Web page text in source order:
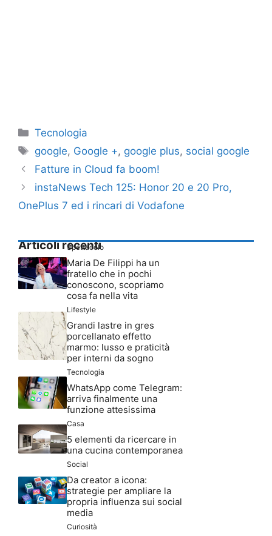
Categorie
Tecnologia
Tag
google, Google +, google plus, social google
Fatture in Cloud fa boom!
instaNews Tech 125: Honor 20 e 20 Pro,
OnePlus 7 ed i rincari di Vodafone
Articoli recenti
Spettacolo
Maria De Filippi ha un
fratello che in pochi
conoscono, scopriamo
cosa fa nella vita
Lifestyle
Grandi lastre in gres
porcellanato effetto
marmo: lusso e praticità
per interni da sogno
Tecnologia
WhatsApp come Telegram:
arriva finalmente una
funzione attesissima
Casa
5 elementi da ricercare in
una cucina contemporanea
Social
Da creator a icona:
strategie per ampliare la
propria influenza sui social
media
Curiosità